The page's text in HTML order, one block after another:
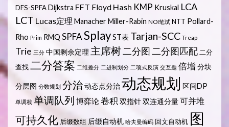
DFS-SPFADijkstra FFT Floyd Hash KMP Kruskal LCA
LCT Lucas定理 ManacherMiller-Rabin NOI笔试 NTT Pollard-
Rho Prim RMQ SPFASplayST表 Tarjan-SCC Treap
Trie 三分 中国剩余定理 主席树二分图 二分图匹配 二分
查找二分答案 二维差分 二进制划分 二项式反演 交互题 倍增 分块
分层图 分数规划 分治动态点分治动态规划 区间DP
单调栈 单调队列 博弈论卷积 双指针双连通分量可并堆
可持久化 后缀数组 后缀自动机 哈夫曼编码 回文自动机 图